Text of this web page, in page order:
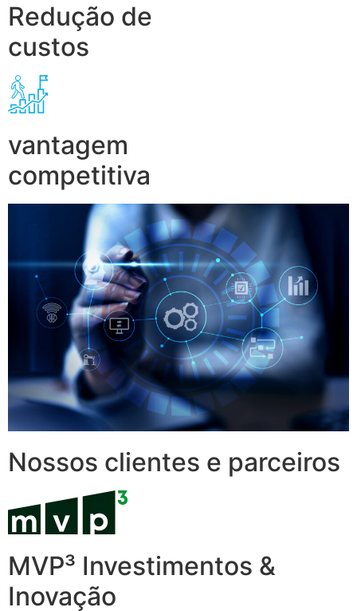
Redução de
custos
vantagem
competitiva
Nossos clientes e parceiros
MVP³ Investimentos &
Inovação